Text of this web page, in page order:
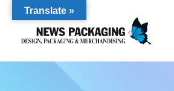
Translate »